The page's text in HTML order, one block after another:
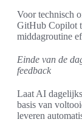
Voor technisch
GitHub Copilot
middagroutine
Einde van de
feedback
Laat AI
basis van
leveren